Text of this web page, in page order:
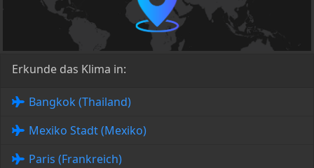
Erkunde das Klima in:
Bangkok (Thailand)
Mexiko Stadt (Mexiko)
Paris (Frankreich)